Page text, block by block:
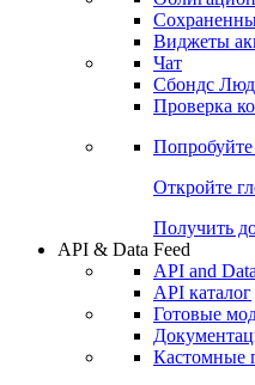
Виджеты
Чат
Сбондс
Проверка
Попробуйте
Откройте
Получить
API & Data Feed
API and
API каталог
Готовые
Кастомные